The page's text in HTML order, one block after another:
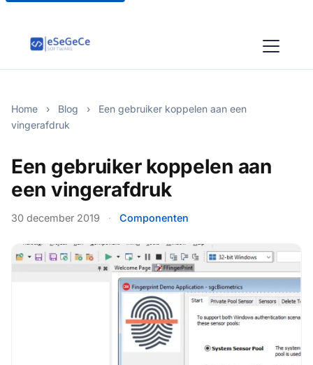
Home › Blog ›
Een gebruiker koppelen aan een
vingerafdruk
Een gebruiker koppelen aan
een vingerafdruk
30 december 2019 · Componenten